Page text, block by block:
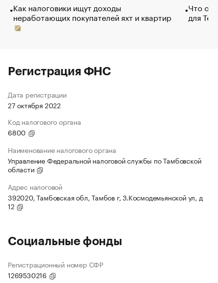
Как налоговики ищут доходы
неработающих покупателей яхт и квартир
Что
для
Регистрация ФНС
Дата регистрации
27 октября 2022
Код налогового органа
6800
Наименование налогового органа
Управление Федеральной налоговой службы по Тамбовской
области
Адрес налоговой
392020, Тамбовская обл, Тамбов г, З.Космодемьянской ул, д
12
Социальные фонды
Регистрационный номер СФР
1269530216